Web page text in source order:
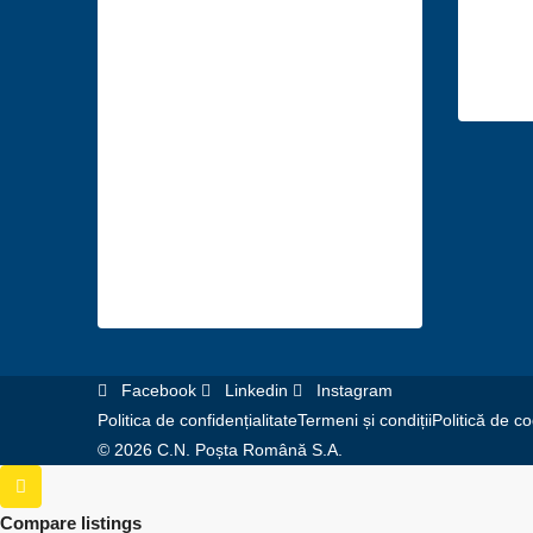
Facebook Linkedin
Instagram
Politica de confidențialitateTermeni și condițiiPolitică de
© 2026 C.N. Poșta Română S.A.
Compare listings